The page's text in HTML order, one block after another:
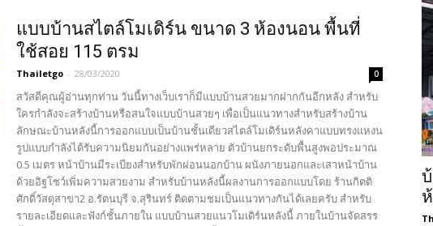
แบบบ้านสไตล์โมเดิร์น ขนาด 3 ห้องนอน พื้นที่
ใช้สอย 115 ตรม
Thailetgo - 28/03/2020 0
สวัสดีคุณผู้อ่านทุกท่าน วันนี้ทางเว็บเราก็มีแบบบ้านสวยมากฝากกันอีกหลัง สำหรับ
ใครกำลังจะสร้างบ้านหรือสนใจแบบบ้านสวยๆ เพื่อเป็นแนวทางสำหรับสร้างบ้าน
ลักษณะบ้านหลังนี้การออกแบบเป็นบ้านชั้นเดียวสไตล์โมเดิร์นหลังคาแบบทรงแหงน
รูปแบบกำลังได้รับความนิยมกันอย่างแพร่หลาย ตัวบ้านยกระดับพื้นสูงพอประมาณ
0.5 เมตร หน้าบ้านมีระเบียงสำหรับพักผ่อนนอกบ้าน ผนังภายนอกและเสาหน้าบ้าน
ด้วยอิฐโชว์เพิ่มความสวยงาม สำหรับบ้านหลังนี้ผลงานการออกแบบโดย ร้านกิตติ
ศักดิ์วัสดุสาขา2 อ.รัตนบุรี จ.สุรินทร์ ติดตามชมเป็นแนวทางกันได้เลยครับ สำหรับ
รายละเอียดและฟังก์ชั้นภายใน แบบบ้านสวยแนวโมเดิร์นหลังนี้ ภายในบ้านจัดสรร